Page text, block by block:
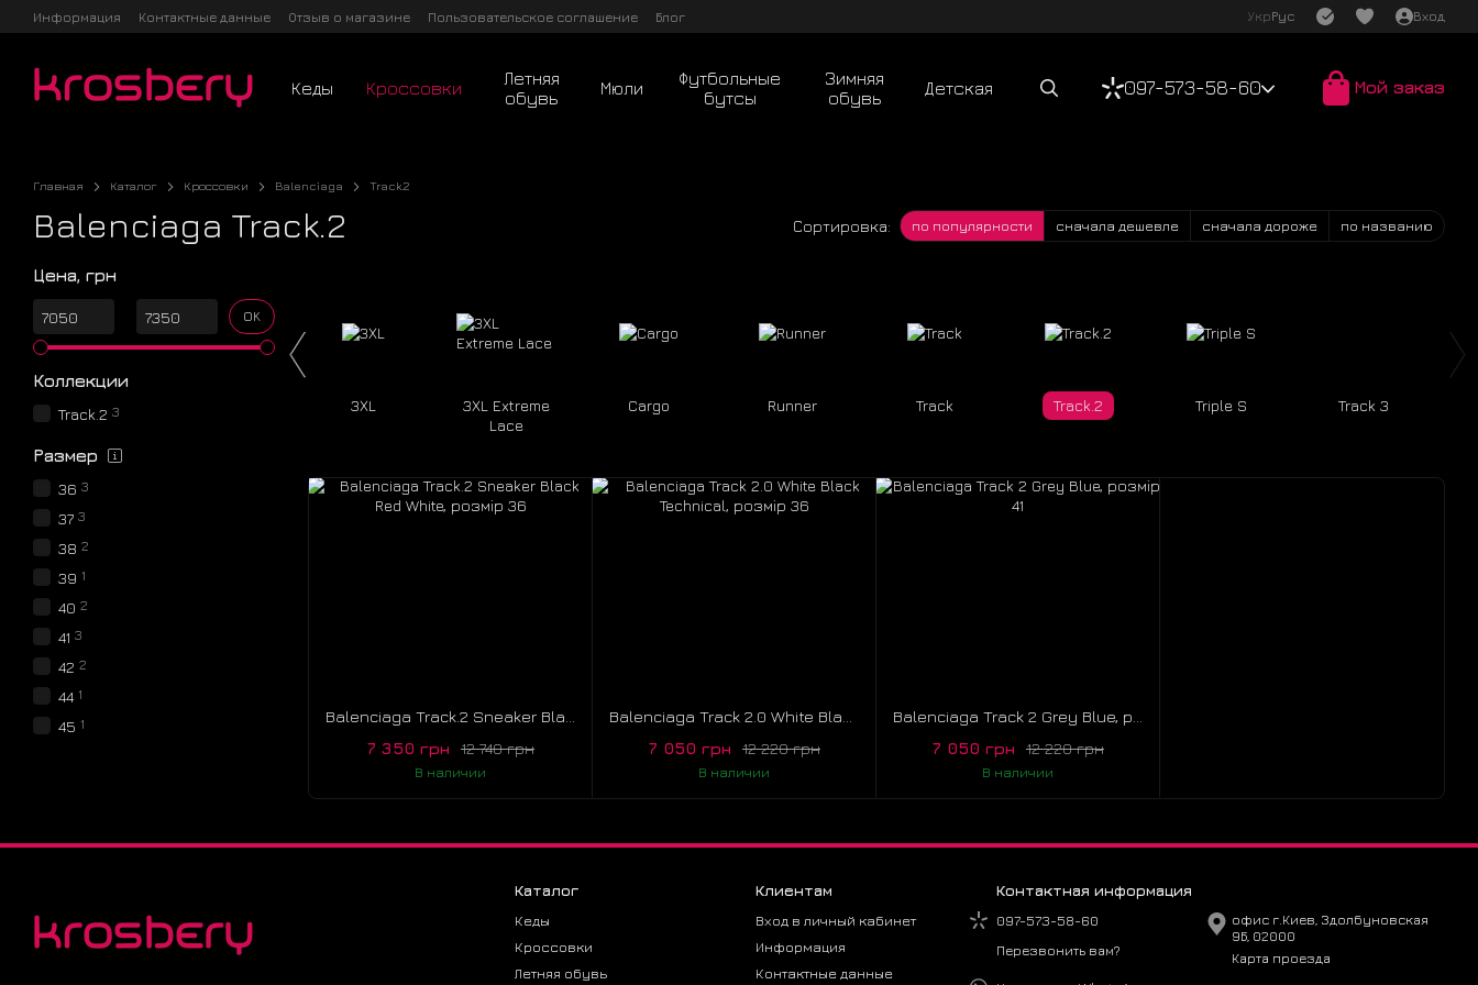
Перейти к основному контенту
Информация Контактные данные Отзыв о магазине Пользовательское соглашение Блог УкрРус Вход
Кеды Кроссовки
Летняя
обувь
Мюли
Футбольные
бутсы
Зимняя
обувь
Детская 097-573-58-60 Мой заказ
Главная Каталог Кроссовки Balenciaga Track.2
Balenciaga Track.2 Сортировка: по популярности сначала дешевле сначала дороже по названию
3XL
3XL Extreme
Lace
Cargo Runner Track Track.2 Triple S Track 3
12 740 грн
7 350 грн
В наличии
12 220 грн
7 050 грн
В наличии
12 220 грн
7 050 грн
В наличии
Цена, грн
OK
Коллекции
Track.2 3
Размер
36 3
37 3
38 2
39 1
40 2
41 3
42 2
44 1
45 1
Каталог
Кеды
Кроссовки
Летняя обувь
Клиентам
Вход в личный кабинет
Информация
Контактные данные
Контактная информация
097-573-58-60
Перезвонить вам?
офис г.Киев, Здолбуновская
9Б, 02000
Карта проезда